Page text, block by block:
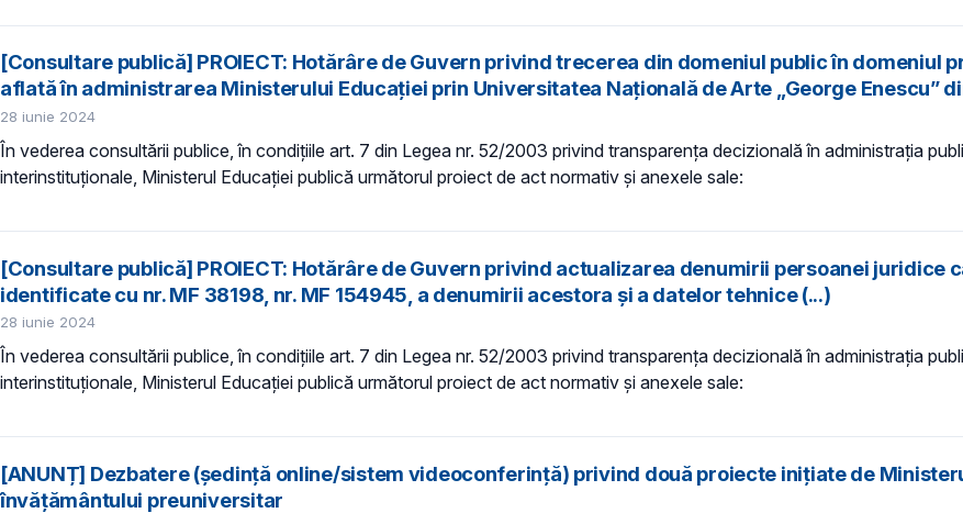
[Consultare publică] PROIECT: Hotărâre de Guvern privind trecerea din domeniul public în domeniul
aflată în administrarea Ministerului Educației prin Universitatea Națională de Arte „George Enescu”
28 iunie 2024
În vederea consultării publice, în condiţiile art. 7 din Legea nr. 52/2003 privind transparenţa decizională în administraţia
interinstituționale, Ministerul Educaţiei publică următorul proiect de act normativ și anexele sale:
[Consultare publică] PROIECT: Hotărâre de Guvern privind actualizarea denumirii persoanei juridice
identificate cu nr. MF 38198, nr. MF 154945, a denumirii acestora și a datelor tehnice (...)
28 iunie 2024
În vederea consultării publice, în condiţiile art. 7 din Legea nr. 52/2003 privind transparenţa decizională în administraţia
interinstituționale, Ministerul Educaţiei publică următorul proiect de act normativ și anexele sale:
[ANUNȚ] Dezbatere (ședință online/sistem videoconferință) privind două proiecte inițiate de
învățământului preuniversitar